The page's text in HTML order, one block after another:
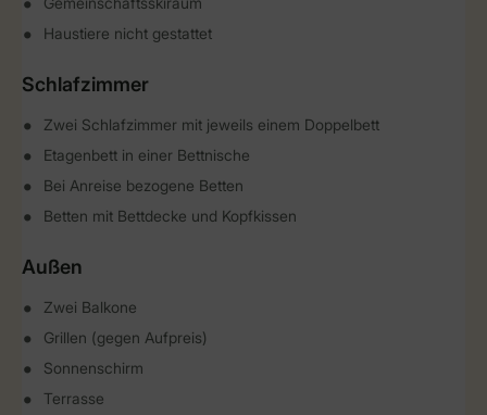
Haustiere nicht gestattet
Schlafzimmer
Zwei Schlafzimmer mit jeweils einem Doppelbett
Etagenbett in einer Bettnische
Bei Anreise bezogene Betten
Betten mit Bettdecke und Kopfkissen
Außen
Zwei Balkone
Grillen (gegen Aufpreis)
Sonnenschirm
Terrasse